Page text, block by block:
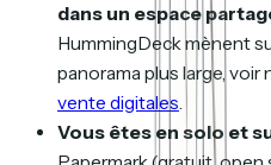
dans un espace
HummingDeck mènent
panorama plus large, voir
vente digitales
Vous êtes en solo et